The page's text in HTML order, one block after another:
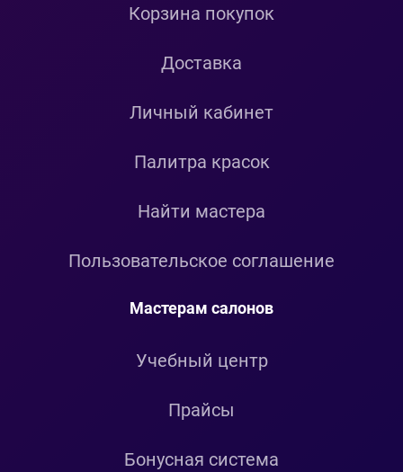
Корзина покупок
Доставка
Личный кабинет
Палитра красок
Найти мастера
Пользовательское соглашение
Мастерам салонов
Учебный центр
Прайсы
Бонусная система